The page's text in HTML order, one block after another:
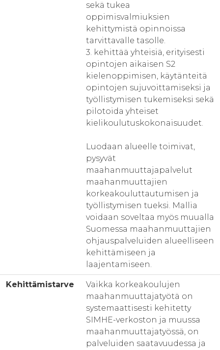
sekä tukea
oppimisvalmiuksien
kehittymistä opinnoissa
tarvittavalle tasolle.
3. kehittää yhteisiä, erityisesti
opintojen aikaisen S2
kielenoppimisen, käytänteitä
opintojen sujuvoittamiseksi ja
työllistymisen tukemiseksi sekä
pilotoida yhteiset
kielikoulutuskokonaisuudet.
Luodaan alueelle toimivat,
pysyvät
maahanmuuttajapalvelut
maahanmuuttajien
korkeakouluttautumisen ja
työllistymisen tueksi. Mallia
voidaan soveltaa myös muualla
Suomessa maahanmuuttajien
ohjauspalveluiden alueelliseen
kehittämiseen ja
laajentamiseen.
Kehittämistarve
Vaikka korkeakoulujen
maahanmuuttajatyötä on
systemaattisesti kehitetty
SIMHE-verkoston ja muussa
maahanmuuttajatyössä, on
palveluiden saatavuudessa ja